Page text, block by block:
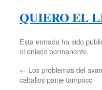
QUIERO EL
Esta entrada ha sido
el enlace permanente.
← Los problemas del
caballos panje tampoco